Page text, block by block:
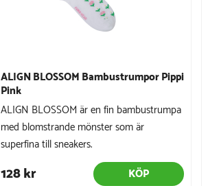
ALIGN BLOSSOM Bambustrumpor Pippi
Pink
ALIGN BLOSSOM är en fin bambustrumpa
med blomstrande mönster som är
superfina till sneakers.
128 kr KÖP